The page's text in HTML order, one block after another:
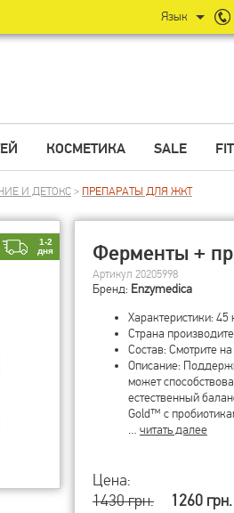
КОСМЕТИКА SALE
И ДЕТОКС> ПРЕПАРАТЫ ДЛЯ ЖКТ
1-2
дня
Ферменты +
Артикул 20205998
Бренд: Enzymedica
Характеристики:
Страна
Состав: Смотрите
Описание:
может
естественный
Gold™ с
… читать далее
Цена:
1430 грн.
1260 грн.
Язык